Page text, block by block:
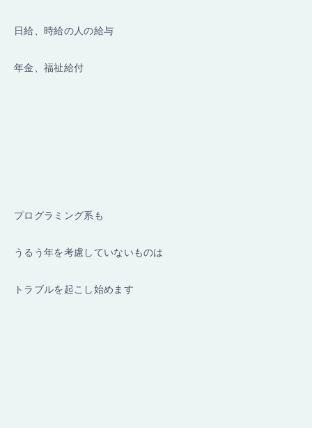
日給、時給の人の給与
年金、福祉給付
プログラミング系も
うるう年を考慮していないものは
トラブルを起こし始めます